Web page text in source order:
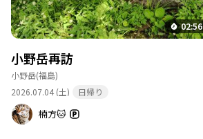
02:56
小野岳再訪
小野岳(福島)
2026.07.04 (土)
日帰り
楠方🐱